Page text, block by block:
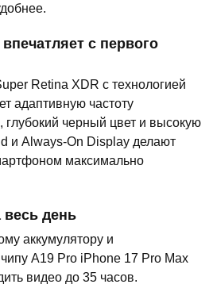
с первого
Retina XDR с технологией
адаптивную частоту
черный цвет и высокую
и Always-On Display делают
максимально
весь день
аккумулятору и
A19 Pro iPhone 17 Pro Max
видео до 35 часов.